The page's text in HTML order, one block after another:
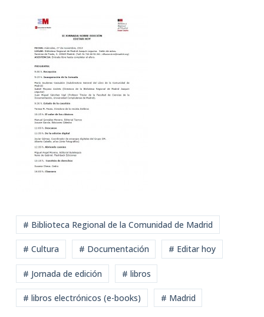
# Biblioteca Regional de la Comunidad de Madrid
# Cultura # Documentación # Editar hoy
# Jornada de edición # libros
# libros electrónicos (e-books) # Madrid